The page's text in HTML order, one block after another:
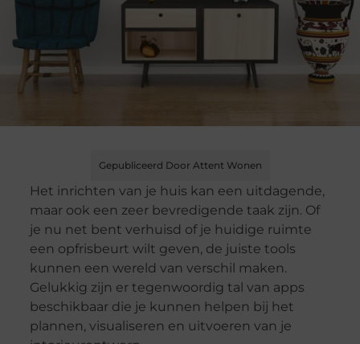
Gepubliceerd Door Attent Wonen
Het inrichten van je huis kan een uitdagende,
maar ook een zeer bevredigende taak zijn. Of
je nu net bent verhuisd of je huidige ruimte
een opfrisbeurt wilt geven, de juiste tools
kunnen een wereld van verschil maken.
Gelukkig zijn er tegenwoordig tal van apps
beschikbaar die je kunnen helpen bij het
plannen, visualiseren en uitvoeren van je